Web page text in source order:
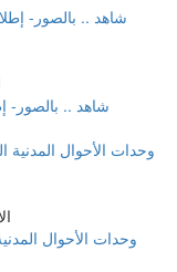
شاهد .. بالصور-